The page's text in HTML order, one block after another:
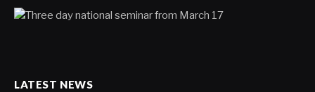
LATEST NEWS